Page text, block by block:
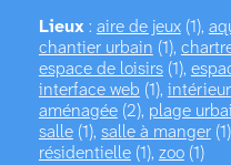
Lieux: aire de jeux(1),
chantier urbain (1),
espace de loisirs(1),
interface web (1), intérieur
aménagée(2), plage
salle(1), salle à manger
résidentielle(1), zoo(1)